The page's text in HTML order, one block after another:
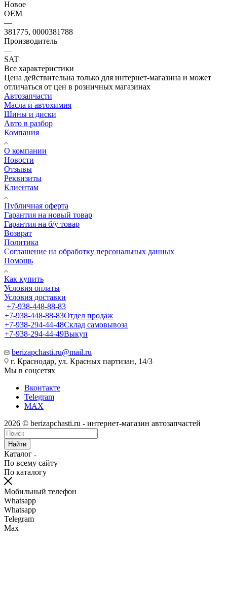
Новое
OEM
—
381775, 0000381788
Производитель
—
SAT
Все характеристики
Цена действительна только для интернет-магазина и может
отличаться от цен в розничных магазинах
Автозапчасти
Масла и автохимия
Шины и диски
Авто в разбор
Компания
О компании
Новости
Отзывы
Реквизиты
Клиентам
Публичная оферта
Гарантия на новый товар
Гарантия на б/у товар
Возврат
Политика
Соглашение на обработку персональных данных
Помощь
Как купить
Условия оплаты
Условия доставки
+7-938-448-88-83
+7-938-448-88-83Отдел продаж
+7-938-294-44-48Склад самовывоза
+7-938-294-44-49Выкуп
berizapchasti.ru@mail.ru
г. Краснодар, ул. Красных партизан, 14/3
Мы в соцсетях
Вконтакте
Telegram
MAX
2026 © berizapchasti.ru - интернет-магазин автозапчастей
Найти
Каталог
По всему сайту
По каталогу
Мобильный телефон
Whatsapp
Whatsapp
Telegram
Max